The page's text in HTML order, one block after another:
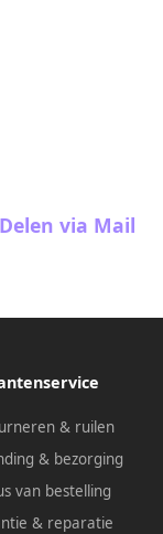
& ruilen
& bezorging
van bestelling
& reparatie